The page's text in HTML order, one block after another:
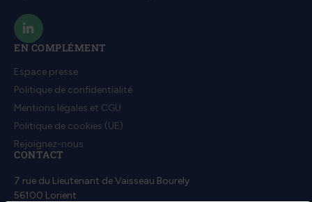
EN COMPLÉMENT
Espace presse
Politique de confidentialité
Mentions légales et CGU
Politique de cookies (UE)
Rejoignez-nous
CONTACT
7 rue du Lieutenant de Vaisseau Bourely
56100 Lorient